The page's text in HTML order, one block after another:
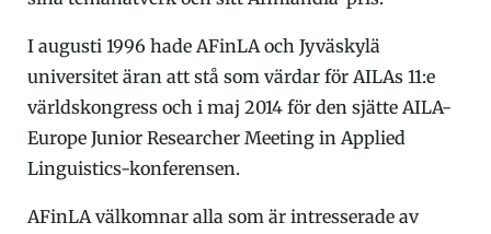
I augusti 1996 hade AFinLA och Jyväskylä
universitet äran att stå som värdar för AILAs 11:e
världskongress och i maj 2014 för den sjätte AILA-
Europe Junior Researcher Meeting in Applied
Linguistics-konferensen.
AFinLA välkomnar alla som är intresserade av